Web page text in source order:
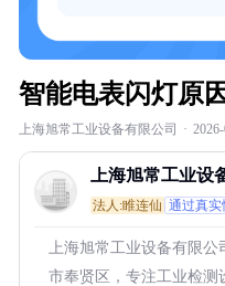
智能电表闪灯原因
上海旭常工业设备有限公司 ·
上海旭常工业设
法人:睢连仙 通过真实
上海旭常工业设备有限公
市奉贤区，专注工业检测